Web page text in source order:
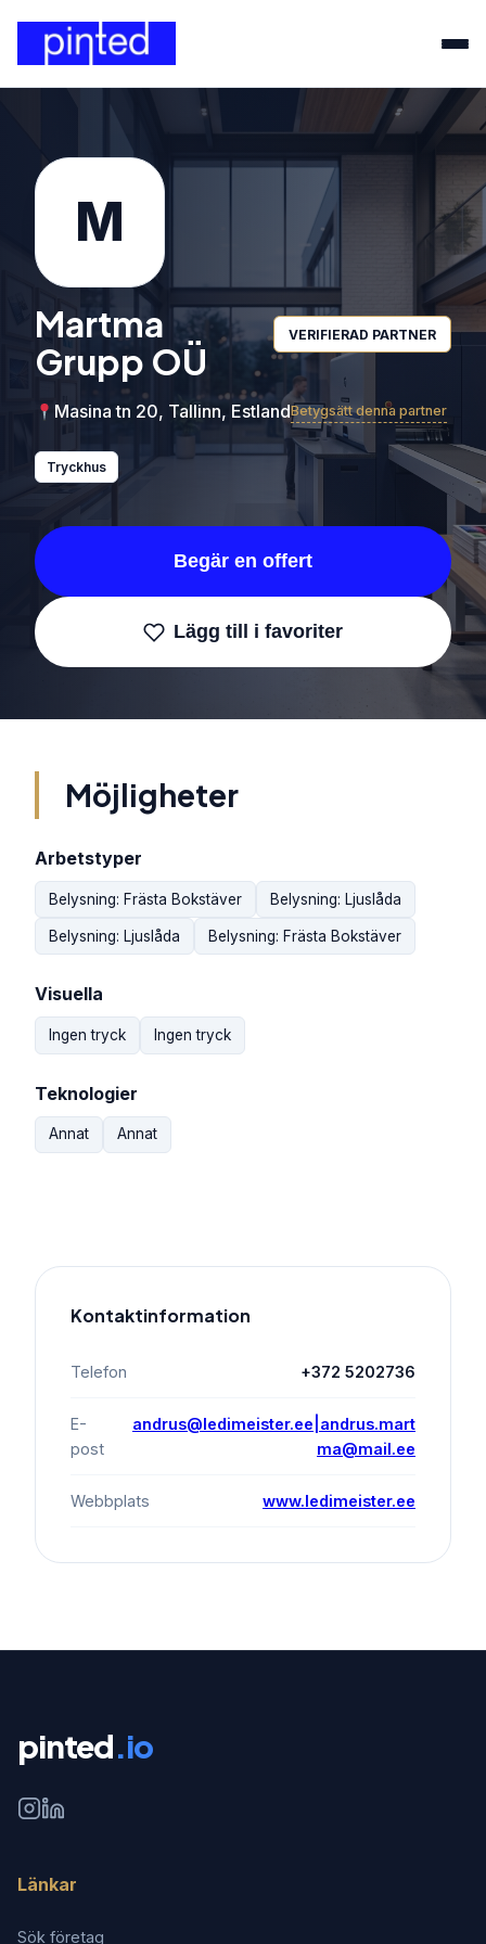
M
Martma
Grupp OÜ
VERIFIERAD PARTNER
Masina tn 20, Tallinn, EstlandBetygsätt denna partner
Tryckhus
Begär en offert
Lägg till i favoriter
Möjligheter
Arbetstyper
Belysning: Frästa Bokstäver Belysning: Ljuslåda
Belysning: Ljuslåda Belysning: Frästa Bokstäver
Visuella
Ingen tryck Ingen tryck
Teknologier
Annat Annat
Kontaktinformation
Telefon +372 5202736
E-
post
andrus@ledimeister.ee|andrus.mart
ma@mail.ee
Webbplats www.ledimeister.ee
pinted.io
Länkar
Sök företag